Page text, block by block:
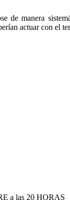
de manera
actuar con el